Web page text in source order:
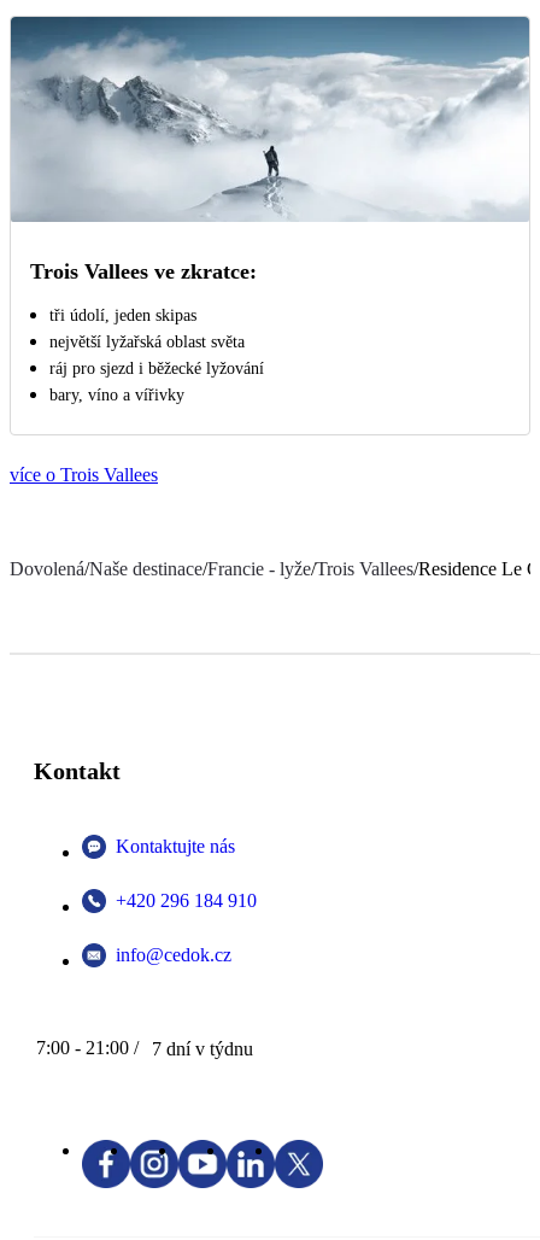
Trois Vallees ve zkratce:
tři údolí, jeden skipas
největší lyžařská oblast světa
ráj pro sjezd i běžecké lyžování
bary, víno a vířivky
více o Trois Vallees
Dovolená/Naše destinace/Francie - lyže/Trois Vallees/Residence Le
Kontakt
Kontaktujte nás
+420 296 184 910
info@cedok.cz
7:00 - 21:00 / 7 dní v týdnu